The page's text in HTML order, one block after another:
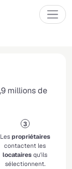
millions de
Lespropriétaires
contactent les
locatairesqu'ils
sélectionnent.